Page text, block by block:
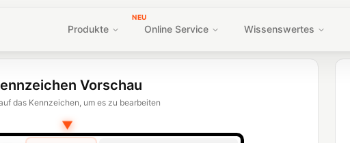
Produkte
NEU
Online Service Wissenswertes
Vorschau
das Kennzeichen, um es zu bearbeiten
▼